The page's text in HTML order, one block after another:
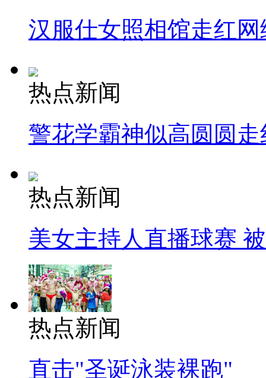
汉服仕女照相馆走红网
热点新闻
警花学霸神似高圆圆走
热点新闻
美女主持人直播球赛
热点新闻
直击"圣诞泳装裸跑"